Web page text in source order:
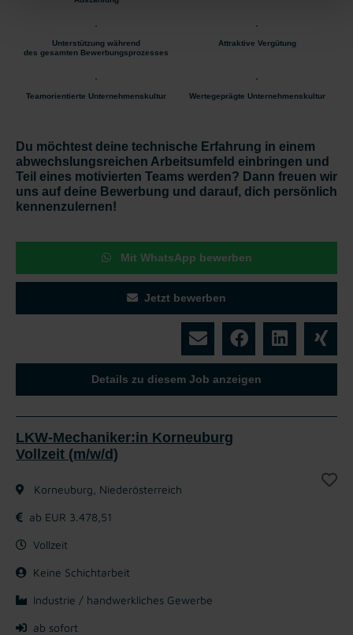
Unterstützung während
des gesamten Bewerbungsprozesses
Attraktive Vergütung
Teamorientierte Unternehmenskultur Wertegeprägte Unternehmenskultur
Du möchtest deine technische Erfahrung in einem
abwechslungsreichen Arbeitsumfeld einbringen und
Teil eines motivierten Teams werden? Dann freuen wir
uns auf deine Bewerbung und darauf, dich persönlich
kennenzulernen!
Mit WhatsApp bewerben
Jetzt bewerben
Details zu diesem Job anzeigen
LKW-Mechaniker:in Korneuburg
Vollzeit (m/w/d)
Korneuburg, Niederösterreich
ab EUR 3.478,51
Vollzeit
Keine Schichtarbeit
Industrie / handwerkliches Gewerbe
ab sofort